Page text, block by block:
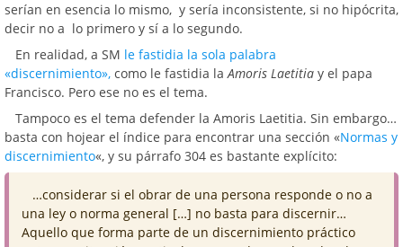
serían en esencia lo mismo, y sería inconsistente, si no hipócrita,
decir no a lo primero y sí a lo segundo.
En realidad, a SM le fastidia la sola palabra
«discernimiento», como le fastidia laAmoris Laetitia y el papa
Francisco. Pero ese no es el tema.
Tampoco es el tema defender la Amoris Laetitia. Sin embargo…
basta con hojear el índice para encontrar una sección «Normas y
discernimiento«, y su párrafo 304 es bastante explícito:
…considerar si el obrar de una persona responde o no a
una ley o norma general […] no basta para discernir…
Aquello que forma parte de un discernimiento práctico